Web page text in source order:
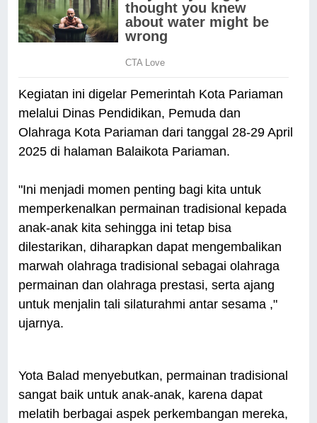
Kegiatan ini digelar Pemerintah Kota Pariaman
melalui Dinas Pendidikan, Pemuda dan
Olahraga Kota Pariaman dari tanggal 28-29 April
2025 di halaman Balaikota Pariaman.
"Ini menjadi momen penting bagi kita untuk
memperkenalkan permainan tradisional kepada
anak-anak kita sehingga ini tetap bisa
dilestarikan, diharapkan dapat mengembalikan
marwah olahraga tradisional sebagai olahraga
permainan dan olahraga prestasi, serta ajang
untuk menjalin tali silaturahmi antar sesama ,"
ujarnya.
Yota Balad menyebutkan, permainan tradisional
sangat baik untuk anak-anak, karena dapat
melatih berbagai aspek perkembangan mereka,